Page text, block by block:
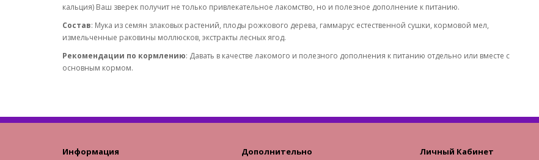
кальция) Ваш зверек получит не только привлекательное лакомство, но и полезное дополнение к питанию.
Состав: Мука из семян злаковых растений, плоды рожкового дерева, гаммарус естественной сушки, кормовой мел,
измельченные раковины моллюсков, экстракты лесных ягод.
Рекомендации по кормлению: Давать в качестве лакомого и полезного дополнения к питанию отдельно или вместе с
основным кормом.
Информация Дополнительно Личный Кабинет